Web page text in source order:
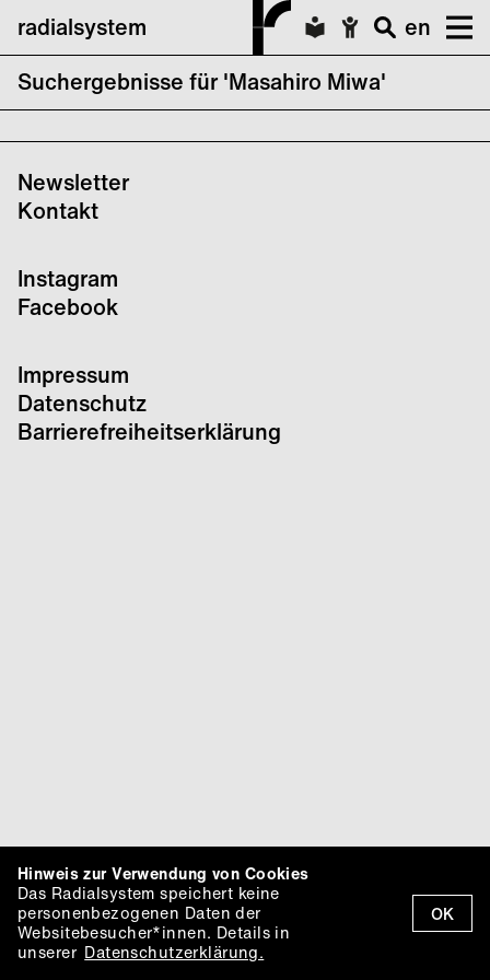
radialsystem
en
Suchergebnisse für 'Masahiro Miwa'
Martin Riches – Mechanical Voices
Newsletter
Kontakt
Instagram
Facebook
Impressum
Datenschutz
Barrierefreiheitserklärung
OK
Hinweis zur Verwendung von Cookies
Das Radialsystem speichert keine
personenbezogenen Daten der
Websitebesucher*innen. Details in
unserer Datenschutzerklärung.